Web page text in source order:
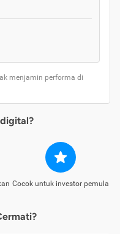
menjamin performa di
Cocok untuk investor pemula